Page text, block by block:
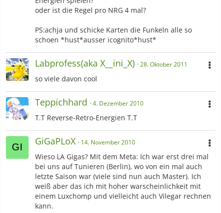
oder ist die Regel pro NRG 4 mal?
PS:achja und schicke Karten die Funkeln alle so
schoen *hust*ausser icognito*hust*
Labprofess(aka X__ini_X) 28. Oktober 2011
so viele davon cool
Teppichhard 4. Dezember 2010
T.T Reverse-Retro-Energien T.T
GiGaPLoX 14. November 2010
Wieso LA Gigas? Mit dem Meta: Ich war erst drei mal
bei uns auf Tunieren (Berlin), wo von ein mal auch
letzte Saison war (viele sind nun auch Master). Ich
weiß aber das ich mit hoher warscheinlichkeit mit
einem Luxchomp und vielleicht auch Vilegar rechnen
kann.